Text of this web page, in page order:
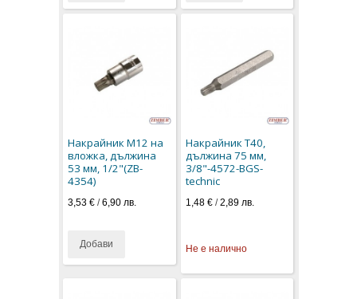
Накрайник M12 на
вложка, дължина
53 мм, 1/2"(ZB-
4354)
3,53 € /6,90 лв.
Добави
Накрайник T40,
дължина 75 мм,
3/8"-4572-BGS-
technic
1,48 €/2,89 лв.
Не е налично